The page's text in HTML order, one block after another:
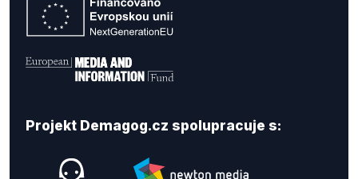
Projekt Demagog.cz spolupracuje s: